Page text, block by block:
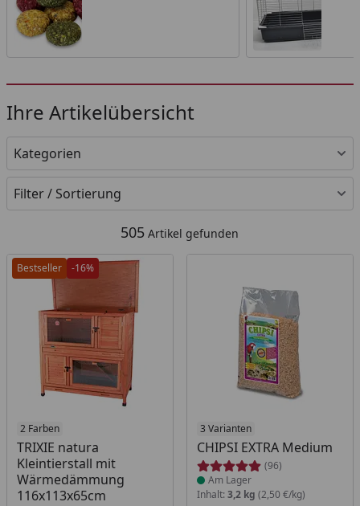
Ihre Artikelübersicht
Kategorien
Filter / Sortierung
505 Artikel gefunden
Bestseller -16%
2 Farben
TRIXIE natura
Kleintierstall mit
Wärmedämmung
116x113x65cm
Produkt am Lager 3 Varianten
CHIPSI EXTRA Medium
(96)
Produkt am Lager
Am Lager
Inhalt: 3,2 kg (2,50 €/kg)